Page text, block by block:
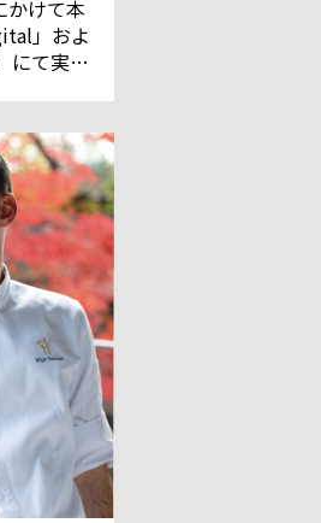
かけて本
」およ
にて実施